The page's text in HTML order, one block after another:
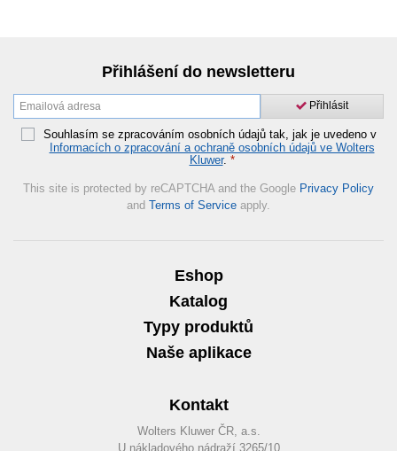
Přihlášení do newsletteru
Přihlásit
Souhlasím se zpracováním osobních údajů tak, jak je uvedeno v
Informacích o zpracování a ochraně osobních údajů ve Wolters
Kluwer. *
This site is protected by reCAPTCHA and the Google Privacy Policy
and Terms of Service apply.
Eshop
Katalog
Typy produktů
Naše aplikace
Kontakt
Wolters Kluwer ČR, a.s.
U nákladového nádraží 3265/10